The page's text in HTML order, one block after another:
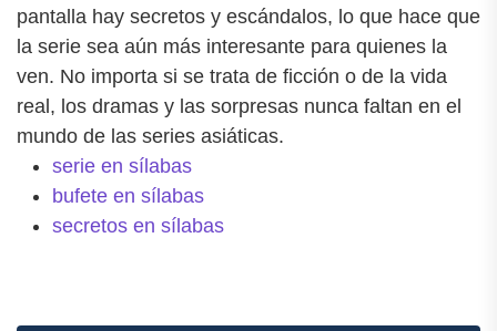
pantalla hay secretos y escándalos, lo que hace que
la serie sea aún más interesante para quienes la
ven. No importa si se trata de ficción o de la vida
real, los dramas y las sorpresas nunca faltan en el
mundo de las series asiáticas.
serie en sílabas
bufete en sílabas
secretos en sílabas